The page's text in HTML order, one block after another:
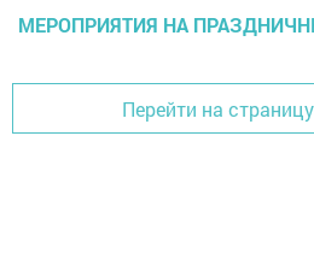
МЕРОПРИЯТИЯ НА
Перейти на